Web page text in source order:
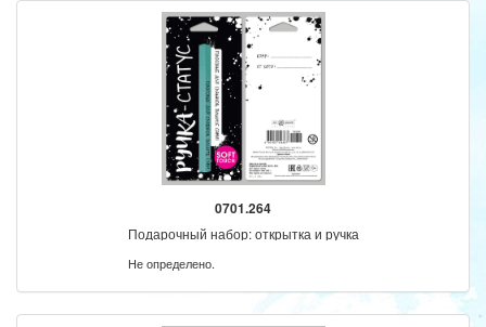
0701.264
Подарочный набор: открытка и ручка
Не определено.